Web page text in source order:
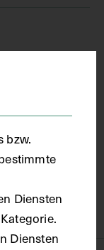
bzw.
Diensten
Diensten